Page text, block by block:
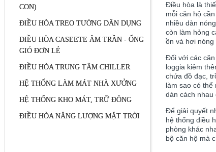
CON)
ĐIỀU HÒA TREO TƯỜNG DÂN DỤNG
ĐIỀU HÒA CASEETE ÂM TRẦN - ỐNG
GIÓ ĐƠN LẺ
ĐIỀU HÒA TRUNG TÂM CHILLER
HỆ THỐNG LÀM MÁT NHÀ XƯỞNG
HỆ THỐNG KHO MÁT, TRỮ ĐÔNG
ĐIỀU HÒA NĂNG LƯỢNG MẶT TRỜI
Điều hòa là
mỗi căn hộ
nhiều dàn
còn làm hỏng
ồn và hơi nóng
Đối với các
loggia kiêm
chứa đồ đạc,
làm sao có thể
dàn cách nhau
Để giải quyết
hệ thống điều
phòng khác
bộ căn hộ mà